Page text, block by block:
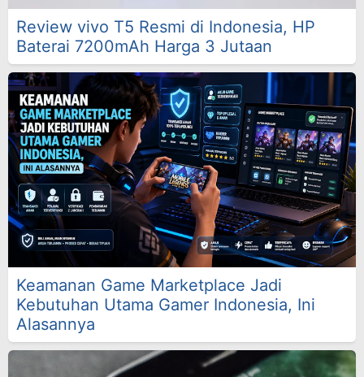
Review vivo T5 Resmi di Indonesia, HP
Baterai 7200mAh Harga 3 Jutaan
Keamanan Game Marketplace Jadi
Kebutuhan Utama Gamer Indonesia, Ini
Alasannya